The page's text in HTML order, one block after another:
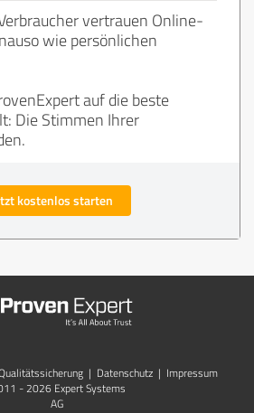
vertrauen Online-
wie persönlichen
auf die beste
Die Stimmen Ihrer
kostenlos starten
| Datenschutz | Impressum
- 2026 Expert Systems
AG